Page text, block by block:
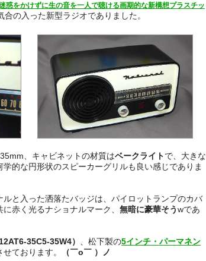
迷惑をかけずに生の音を一人で聴ける画期的な新構想プラスチッ
の入った新型ラジオでありました。
、キャビネットの材質はベークライトで、大きな
的な円形状のスピーカーグリルも良い感じでありま
と入った洒落たバッジは、パイロットランプのカバ
赤く光るナショナルマーク、 無暗に豪華そうwであ
35C5-35W4） 、松下製の5インチ・パーマネン
せております。 （￣o￣ ）ノ